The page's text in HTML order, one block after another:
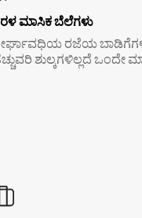
ಮಾಸಿಕ ಬೆಲೆಗಳು
ರಜೆಯ
ಶುಲ್ಕಗಳಿಲ್ಲದೆ ಒಂದೇ